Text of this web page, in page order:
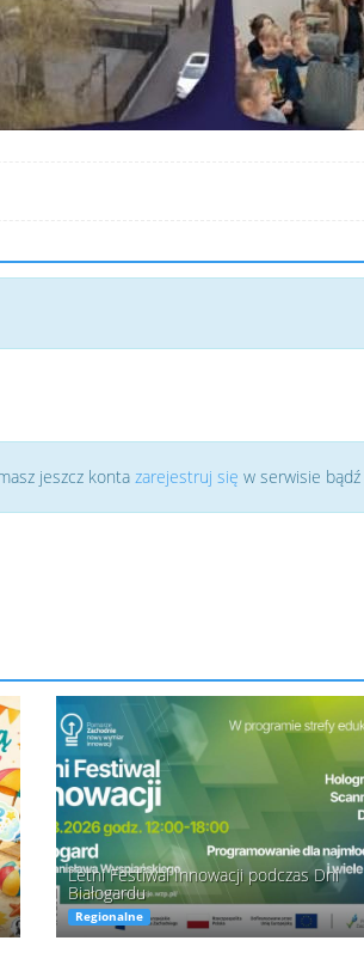
jeszcz konta zarejestruj się w serwisie bądź
Regionalne
Letni Festiwal Innowacji podczas Dni
Białogardu